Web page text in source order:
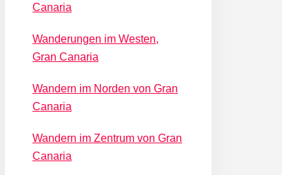
Canaria
Wanderungen im Westen,
Gran Canaria
Wandern im Norden von Gran
Canaria
Wandern im Zentrum von Gran
Canaria